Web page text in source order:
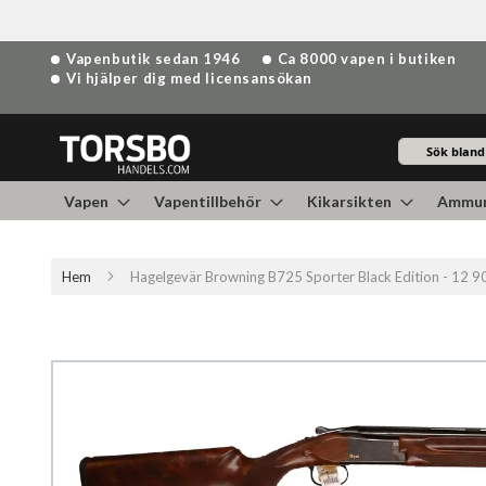
Hoppa
till
Vapenbutik sedan 1946
Ca 8000 vapen i butiken
Vi hjälper dig med licensansökan
Vapen Vapentillbehör Kikarsikten
Hem Hagelgevär Browning B725 Sporter Black Edition - 12